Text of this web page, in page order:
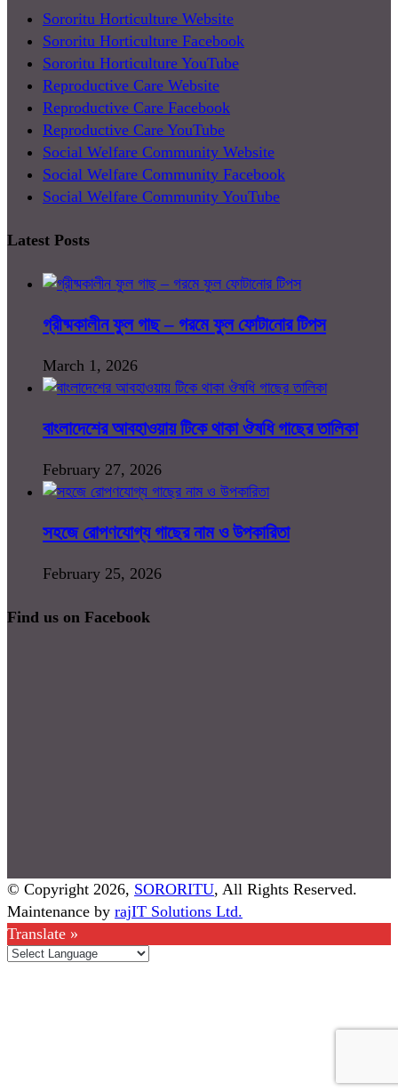
Sororitu Horticulture Website
Sororitu Horticulture Facebook
Sororitu Horticulture YouTube
Reproductive Care Website
Reproductive Care Facebook
Reproductive Care YouTube
Social Welfare Community Website
Social Welfare Community Facebook
Social Welfare Community YouTube
Latest Posts
গ্রীষ্মকালীন ফুল গাছ – গরমে ফুল ফোটানোর টিপস
March 1, 2026
বাংলাদেশের আবহাওয়ায় টিকে থাকা ঔষধি গাছের তালিকা
February 27, 2026
সহজে রোপণযোগ্য গাছের নাম ও উপকারিতা
February 25, 2026
Find us on Facebook
© Copyright 2026, SORORITU, All Rights Reserved.
Maintenance by rajIT Solutions Ltd.
Translate »